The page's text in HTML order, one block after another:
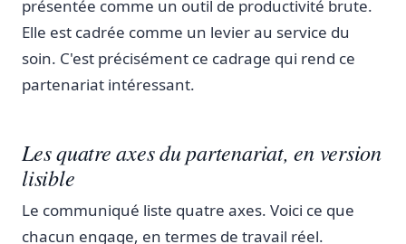
présentée comme un outil de productivité brute.
Elle est cadrée comme un levier au service du
soin. C'est précisément ce cadrage qui rend ce
partenariat intéressant.
Les quatre axes du partenariat, en version
lisible
Le communiqué liste quatre axes. Voici ce que
chacun engage, en termes de travail réel.